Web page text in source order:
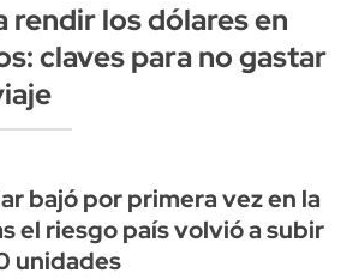
rendir los dólares en
claves para no gastar
bajó por primera vez en la
el riesgo país volvió a subir
unidades